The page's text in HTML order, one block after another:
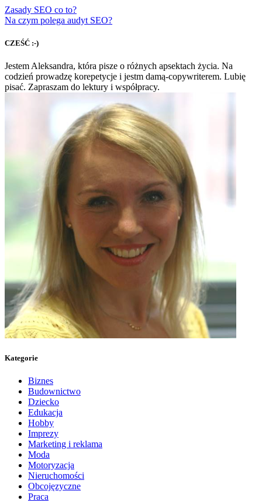
Zasady SEO co to?
Na czym polega audyt SEO?
CZEŚĆ :-)
Jestem Aleksandra, która pisze o różnych apsektach życia. Na
codzień prowadzę korepetycje i jestm damą-copywriterem. Lubię
pisać. Zapraszam do lektury i współpracy.
Kategorie
Biznes
Budownictwo
Dziecko
Edukacja
Hobby
Imprezy
Marketing i reklama
Moda
Motoryzacja
Nieruchomości
Obcojęzyczne
Praca